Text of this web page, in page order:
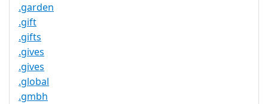
.garden
.gift
.gifts
.gives
.gives
.global
.gmbh